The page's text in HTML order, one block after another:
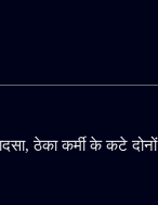
ठेका कर्मी के कटे दोनों